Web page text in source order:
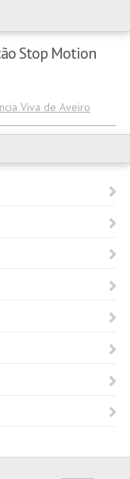
Stop Motion
Viva de Aveiro